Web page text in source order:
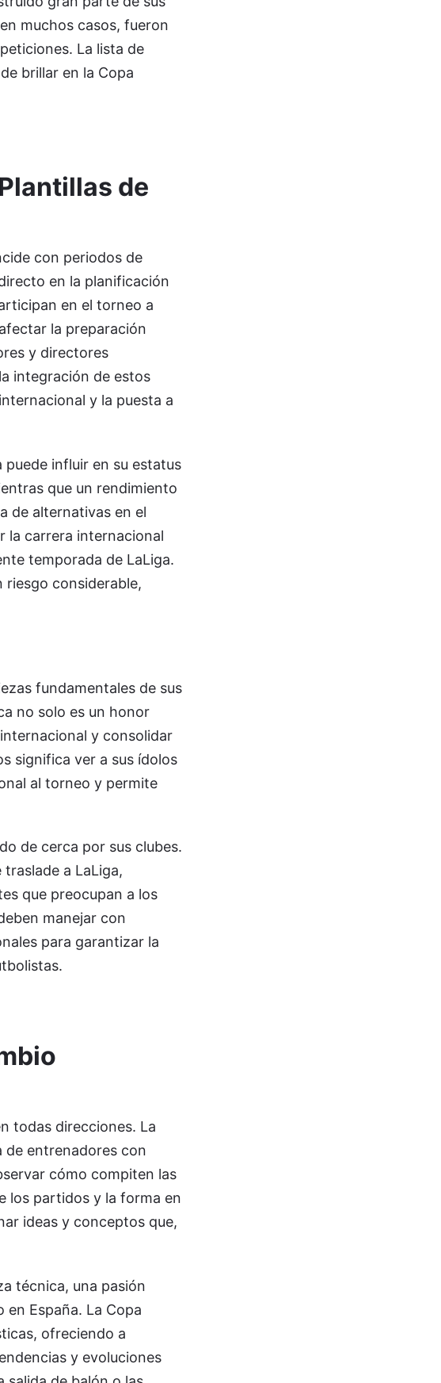
muchos casos, fueron
La lista de
brillar en la Copa
de
con periodos de
en la planificación
en el torneo a
la preparación
y directores
integración de estos
y la puesta a
puede influir en su estatus
que un rendimiento
de alternativas en el
la carrera internacional
temporada de LaLiga.
riesgo considerable,
fundamentales de sus
no solo es un honor
y consolidar
significa ver a sus ídolos
al torneo y permite
de cerca por sus clubes.
a LaLiga,
que preocupan a los
manejar con
para garantizar la
todas direcciones. La
de entrenadores con
cómo compiten las
los partidos y la forma en
ideas y conceptos que,
técnica, una pasión
España. La Copa
ofreciendo a
y evoluciones